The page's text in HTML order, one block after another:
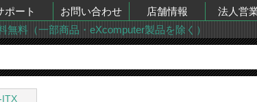
ポート お問い合わせ 店舗情報 法人営
無料（一部商品・eXcomputer製品を除く）
ITX